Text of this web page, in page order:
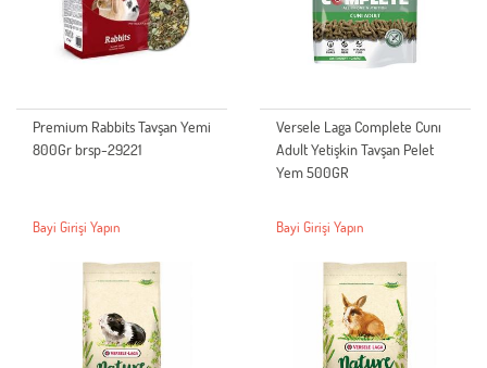
Premium Rabbits Tavşan Yemi
800Gr brsp-29221
Bayi Girişi Yapın
Versele Laga Complete Cunı
Adult Yetişkin Tavşan Pelet
Yem 500GR
Bayi Girişi Yapın